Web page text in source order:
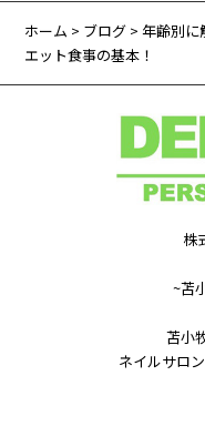
ホーム > ブログ > 年齢別
エット食事の基本！
株
~苫
苫小
ネイルサロ